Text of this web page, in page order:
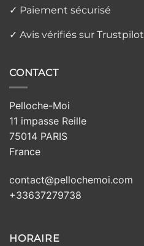
✓ Paiement sécurisé
✓ Avis vérifiés sur Trustpilot
CONTACT
Pelloche-Moi
11 impasse Reille
75014 PARIS
France
contact@pellochemoi.com
+33637279738
HORAIRE